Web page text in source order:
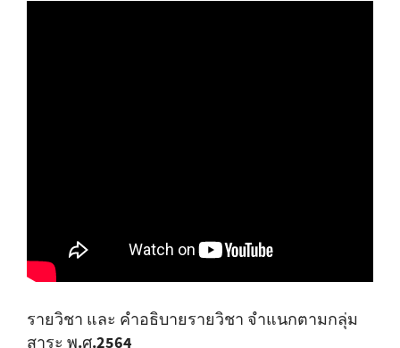
รายวิชา และ คำอธิบายรายวิชา จำแนกตามกลุ่ม
สาระ พ.ศ.2564